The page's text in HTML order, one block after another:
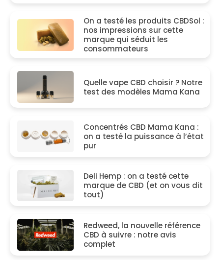
On a testé les produits CBDSol :
nos impressions sur cette
marque qui séduit les
consommateurs
Quelle vape CBD choisir ? Notre
test des modèles Mama Kana
Concentrés CBD Mama Kana :
on a testé la puissance à l’état
pur
Deli Hemp : on a testé cette
marque de CBD (et on vous dit
tout)
Redweed, la nouvelle référence
CBD à suivre : notre avis
complet